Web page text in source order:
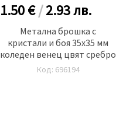
1.50 €/2.93лв.
Метална брошка с
кристали и боя 35x35 мм
коледен венец цвят сребро
Код: 696194